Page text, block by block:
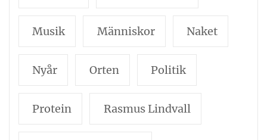
Musik Människor Naket
Nyår Orten Politik
Protein Rasmus Lindvall